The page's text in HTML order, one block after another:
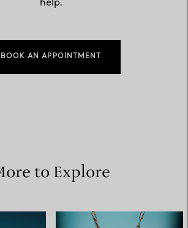
help.
BOOK AN APPOINTMENT
to Explore